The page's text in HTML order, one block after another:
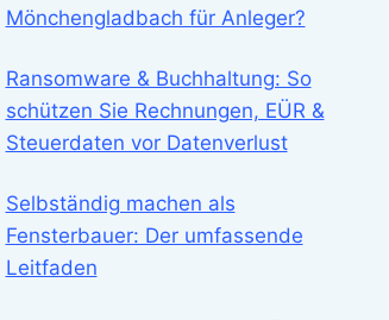
Mönchengladbach für Anleger?
Ransomware & Buchhaltung: So
schützen Sie Rechnungen, EÜR &
Steuerdaten vor Datenverlust
Selbständig machen als
Fensterbauer: Der umfassende
Leitfaden